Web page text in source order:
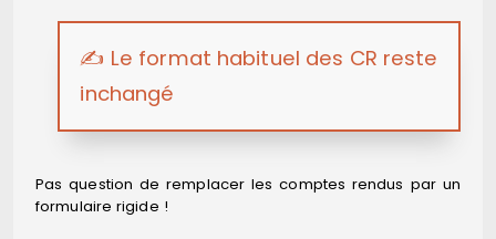
✍️ Le format habituel des CR reste
inchangé
Pas question de remplacer les comptes rendus par un
formulaire rigide !